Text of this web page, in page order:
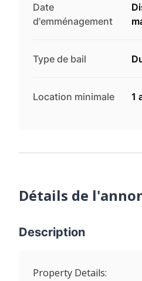
Date
d'emménagement
Type de bail
Location minimale 1
Détails de
Description
Property Details: